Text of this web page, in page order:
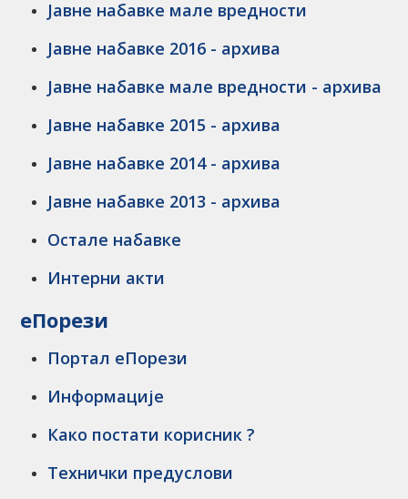
Јавне набавке мале вредности
Јавне набавке 2016 - архива
Јавне набавке мале вредности - архива
Јавне набавке 2015 - архива
Јавне набавке 2014 - архива
Јавне набавке 2013 - архива
Остале набавке
Интерни акти
еПорези
Портал еПорези
Информацијe
Како постати корисник ?
Технички предуслови